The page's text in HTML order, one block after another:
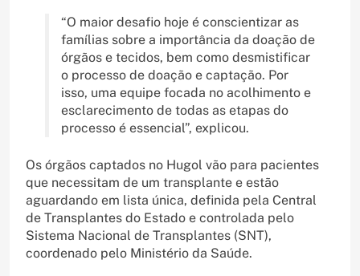
“O maior desafio hoje é conscientizar as
famílias sobre a importância da doação de
órgãos e tecidos, bem como desmistificar
o processo de doação e captação. Por
isso, uma equipe focada no acolhimento e
esclarecimento de todas as etapas do
processo é essencial”, explicou.
Os órgãos captados no Hugol vão para pacientes
que necessitam de um transplante e estão
aguardando em lista única, definida pela Central
de Transplantes do Estado e controlada pelo
Sistema Nacional de Transplantes (SNT),
coordenado pelo Ministério da Saúde.